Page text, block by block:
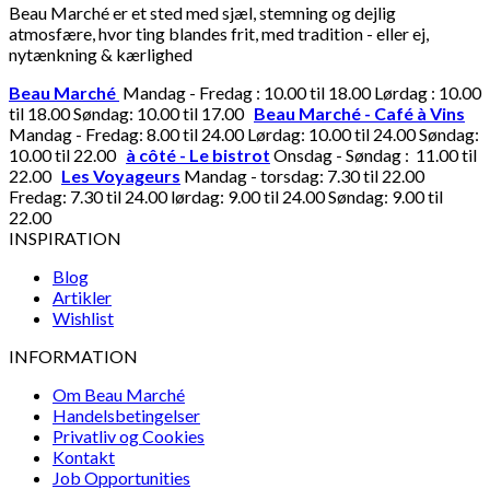
Beau Marché er et sted med sjæl, stemning og dejlig
atmosfære, hvor ting blandes frit, med tradition - eller ej,
nytænkning & kærlighed
Beau Marché Mandag - Fredag : 10.00 til 18.00 Lørdag : 10.00
til 18.00 Søndag: 10.00 til 17.00 Beau Marché - Café à Vins
Mandag - Fredag: 8.00 til 24.00 Lørdag: 10.00 til 24.00 Søndag:
10.00 til 22.00 à côté - Le bistrot Onsdag - Søndag : 11.00 til
22.00 Les Voyageurs Mandag - torsdag: 7.30 til 22.00
Fredag: 7.30 til 24.00 lørdag: 9.00 til 24.00 Søndag: 9.00 til
22.00
INSPIRATION
Blog
Artikler
Wishlist
INFORMATION
Om Beau Marché
Handelsbetingelser
Privatliv og Cookies
Kontakt
Job Opportunities